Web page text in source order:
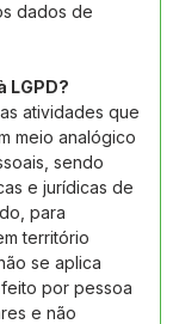
dados de
LGPD?
atividades que
meio analógico
sendo
e jurídicas de
para
território
se aplica
por pessoa
e não